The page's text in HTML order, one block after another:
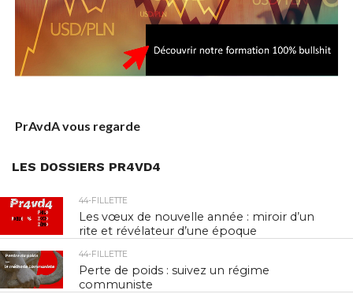
PrAvdA vous regarde
LES DOSSIERS PR4VD4
44-FILLETTE
Les vœux de nouvelle année : miroir d’un
rite et révélateur d’une époque
44-FILLETTE
Perte de poids : suivez un régime
communiste